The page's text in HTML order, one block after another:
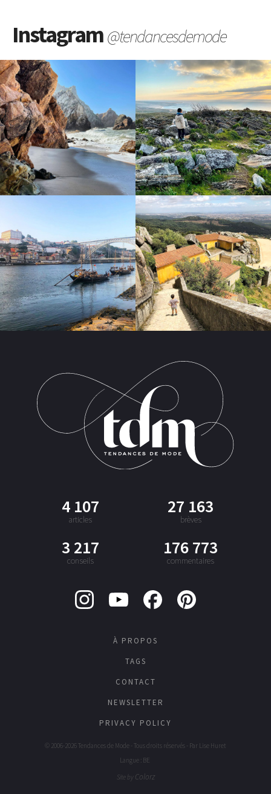
Instagram@tendancesdemode
4 107
articles
27 163
brèves
3 217
conseils
176 773
commentaires
À PROPOS
TAGS
CONTACT
NEWSLETTER
PRIVACY POLICY
© 2006-2026 Tendances de Mode - Tous droits réservés - Par Lise Huret
Langue : BE
Site by Colorz